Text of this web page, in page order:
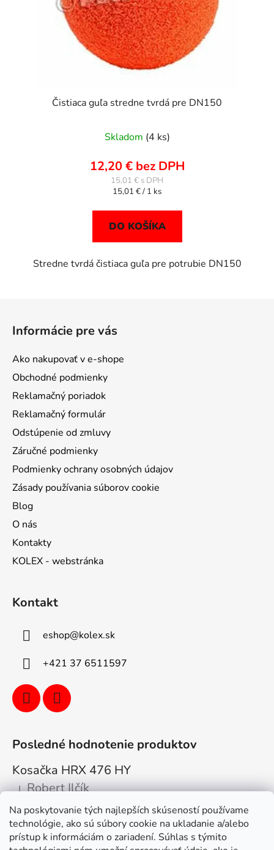
Na poskytovanie tých najlepších skúseností používame
technológie, ako sú súbory cookie na ukladanie a/alebo
prístup k informáciám o zariadení. Súhlas s týmito
Čistiaca guľa stredne tvrdá pre DN150
Skladom (4 ks)
12,20 € bez DPH
15,01 €
Jednotková
15,01 € / 1 ks
DO KOŠÍKA
Stredne tvrdá čistiaca guľa pre potrubie DN150
Informácie pre vás
Ako nakupovať v e-shope
Obchodné podmienky
Reklamačný poriadok
Reklamačný formulár
Odstúpenie od zmluvy
Záručné podmienky
Podmienky ochrany osobných údajov
Zásady používania súborov cookie
Blog
O nás
Kontakty
KOLEX - webstránka
Kontakt
eshop@kolex.sk
+421 37 6511597
Posledné hodnotenie produktov
Kosačka HRX 476 HY
Hodnotenie produktu je 5 z 5 hviezdičiek.
| Robert Ilčík
Super. Odporúčam